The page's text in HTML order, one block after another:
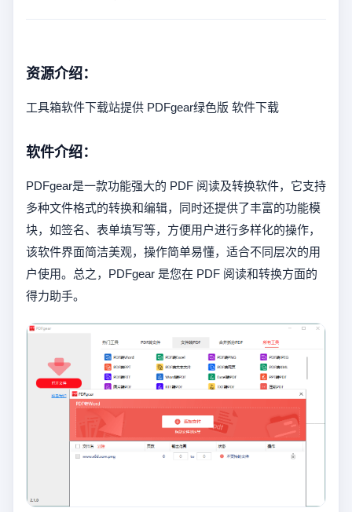
资源介绍：
工具箱软件下载站提供 PDFgear绿色版 软件下载
软件介绍：
PDFgear是一款功能强大的 PDF 阅读及转换软件，它支持
多种文件格式的转换和编辑，同时还提供了丰富的功能模
块，如签名、表单填写等，方便用户进行多样化的操作，
该软件界面简洁美观，操作简单易懂，适合不同层次的用
户使用。总之，PDFgear 是您在 PDF 阅读和转换方面的
得力助手。